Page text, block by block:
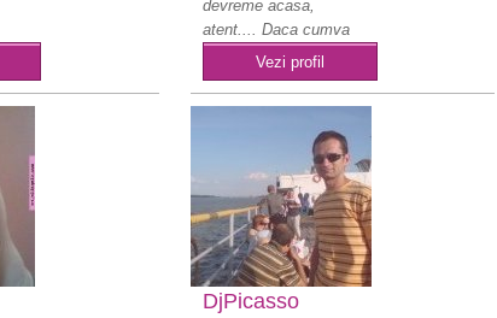
devreme acasa,
atent.... Daca cumva
cauti asa ceva incearca
..
Vezi profil
DjPicasso